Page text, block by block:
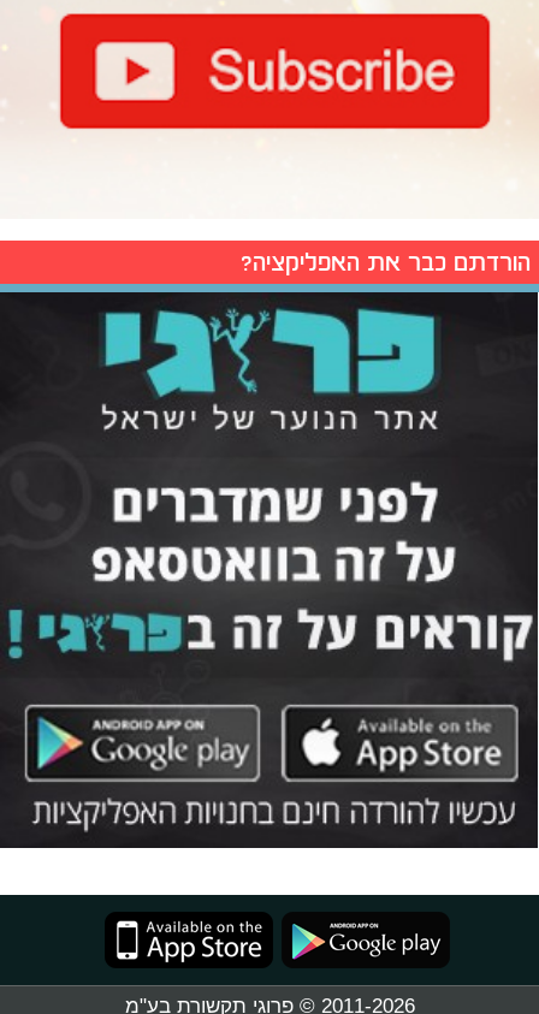
הורדתם כבר את האפליקציה?
2011-2026 © פרוגי תקשורת בע"מ